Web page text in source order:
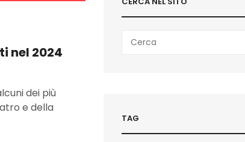
nel 2024
dei più
e della
for:
TAG